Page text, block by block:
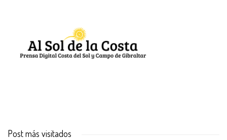
Post más visitados